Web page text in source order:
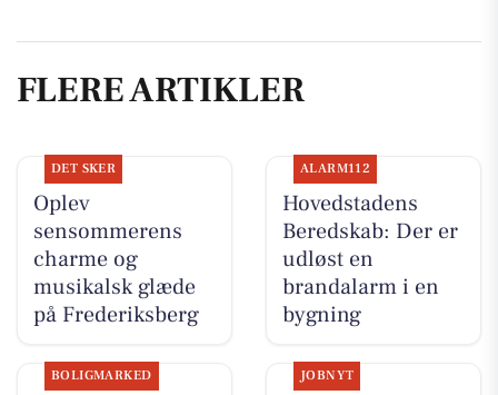
FLERE ARTIKLER
DET SKER
Oplev
sensommerens
charme og
musikalsk glæde
på Frederiksberg
ALARM112
Hovedstadens
Beredskab: Der er
udløst en
brandalarm i en
bygning
BOLIGMARKED JOBNYT